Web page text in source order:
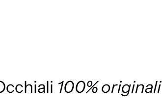
100% originali